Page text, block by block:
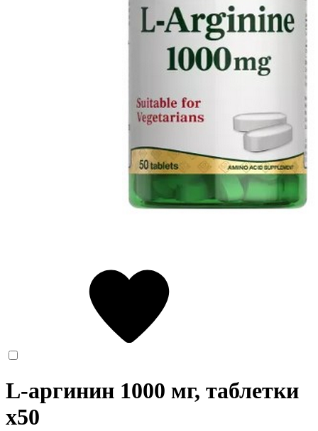
L-аргинин 1000 мг, таблетки
x50